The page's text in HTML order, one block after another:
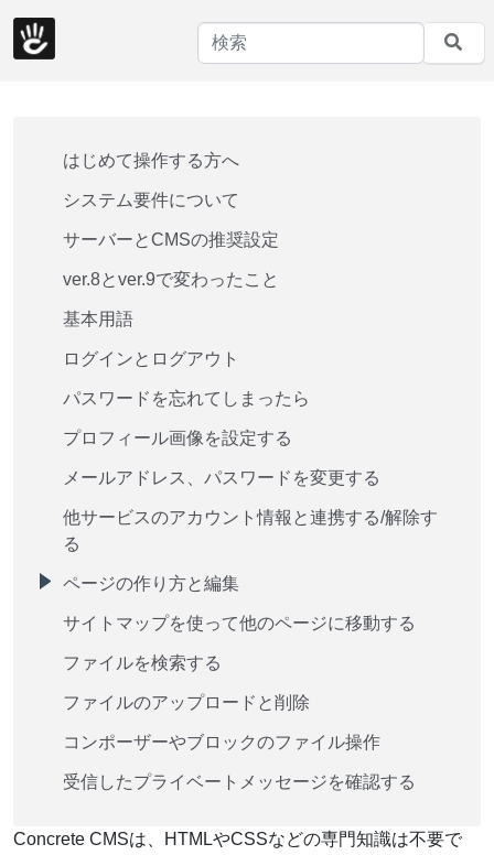
はじめて操作する方へ
システム要件について
サーバーとCMSの推奨設定
ver.8とver.9で変わったこと
基本用語
ログインとログアウト
パスワードを忘れてしまったら
プロフィール画像を設定する
メールアドレス、パスワードを変更する
他サービスのアカウント情報と連携する/解除す
る
ページの作り方と編集
サイトマップを使って他のページに移動する
ファイルを検索する
ファイルのアップロードと削除
コンポーザーやブロックのファイル操作
受信したプライベートメッセージを確認する
Concrete CMSは、HTMLやCSSなどの専門知識は不要で